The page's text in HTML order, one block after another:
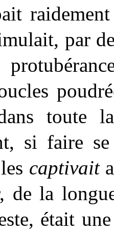
par
toute
si faire
captivait
de la
était